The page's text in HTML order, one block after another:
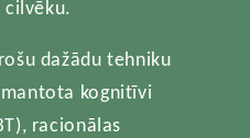
dažādu tehniku
kognitīvi
racionālas